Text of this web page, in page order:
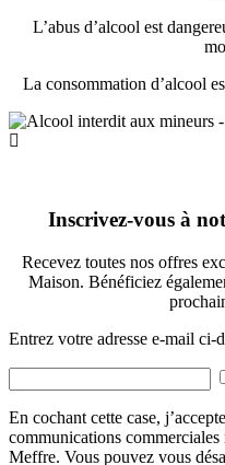
L’abus d’alcool est
La consommation d’alcool
Inscrivez-vous à
Recevez toutes nos offres
Maison. Bénéficiez
Entrez votre adresse e-mail ci-
En cochant cette case,
communications
Meffre. Vous pouvez vous